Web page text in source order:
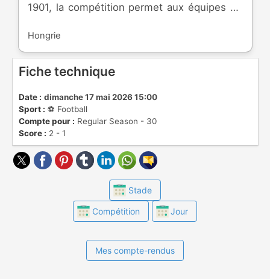
1901, la compétition permet aux équipes de
dans l'élite.
Hongrie
Fiche technique
Date : dimanche 17 mai 2026 15:00
Sport : ⚽️ Football
Compte pour : Regular Season - 30
Score : 2 - 1
Stade
Compétition Jour
Mes compte-rendus